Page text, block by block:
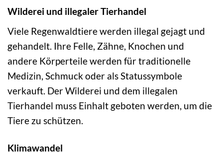
Wilderei und illegaler Tierhandel
Viele Regenwaldtiere werden illegal gejagt und
gehandelt. Ihre Felle, Zähne, Knochen und
andere Körperteile werden für traditionelle
Medizin, Schmuck oder als Statussymbole
verkauft. Der Wilderei und dem illegalen
Tierhandel muss Einhalt geboten werden, um die
Tiere zu schützen.
Klimawandel